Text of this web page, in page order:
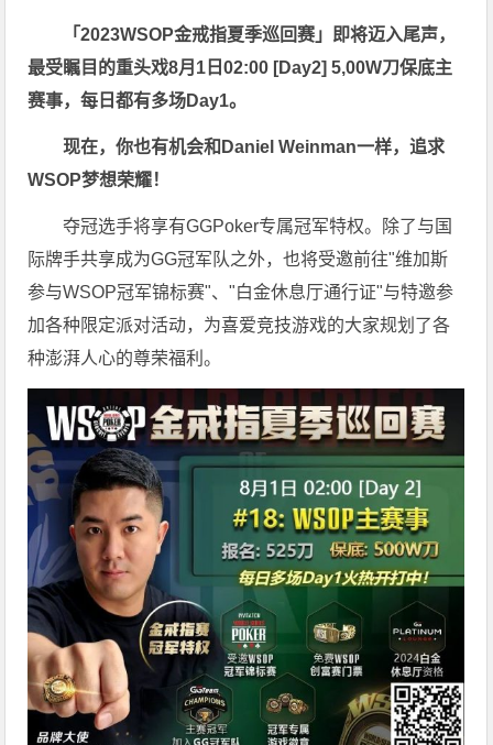
「2023WSOP金戒指夏季巡回赛」即将迈入尾声，
最受瞩目的重头戏8月1日02:00 [Day2] 5,00W刀保底主
赛事，每日都有多场Day1。
现在，你也有机会和Daniel Weinman一样，追求
WSOP梦想荣耀！
夺冠选手将享有GGPoker专属冠军特权。除了与国
际牌手共享成为GG冠军队之外，也将受邀前往"维加斯
参与WSOP冠军锦标赛"、"白金休息厅通行证"与特邀参
加各种限定派对活动，为喜爱竞技游戏的大家规划了各
种澎湃人心的尊荣福利。